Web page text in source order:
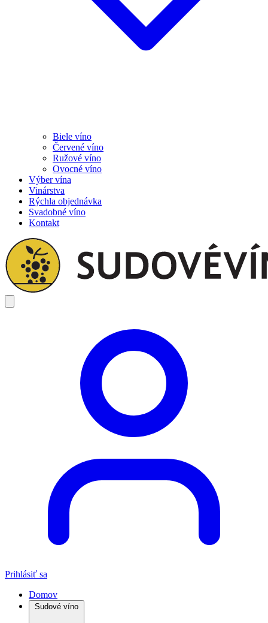
Biele víno
Červené víno
Ružové víno
Ovocné víno
Výber vína
Vinárstva
Rýchla objednávka
Svadobné víno
Kontakt
Prihlásiť sa
Domov
Sudové víno